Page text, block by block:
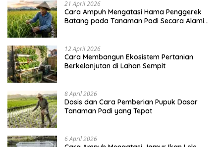
21 April 2026
Cara Ampuh Mengatasi Hama Penggerek
Batang pada Tanaman Padi Secara Alami
12 April 2026
Cara Membangun Ekosistem Pertanian
Berkelanjutan di Lahan Sempit
8 April 2026
Dosis dan Cara Pemberian Pupuk Dasar
Tanaman Padi yang Tepat
6 April 2026